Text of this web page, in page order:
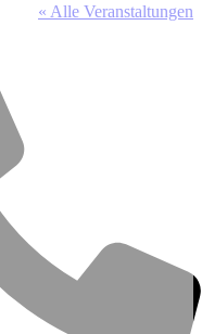
« Alle Veranstaltungen